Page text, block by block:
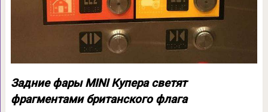
Задние фары MINI Купера светят
фрагментами британского флага